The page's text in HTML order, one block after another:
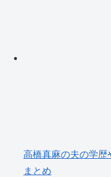
高橋真麻の夫の学歴
まとめ